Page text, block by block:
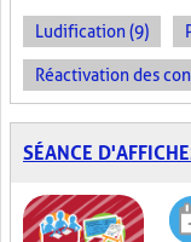
Ludification (9)
Réactivation des
SÉANCE